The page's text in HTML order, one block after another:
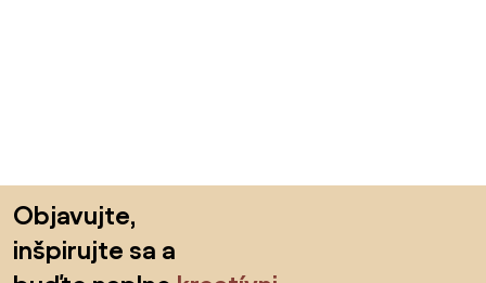
Objavujte,
inšpirujte sa a